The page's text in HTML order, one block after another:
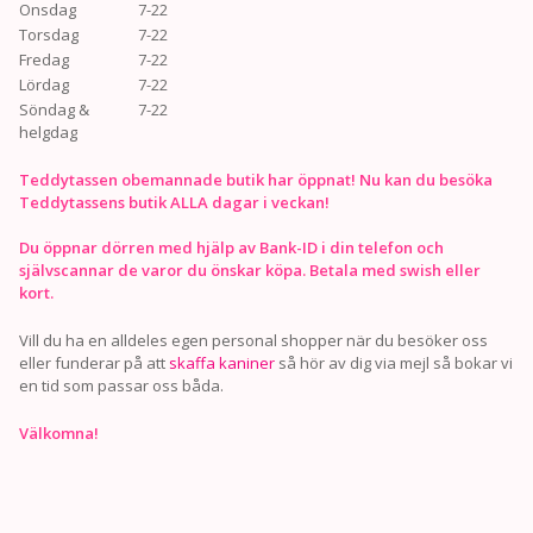
Onsdag
7-22
Torsdag
7-22
Fredag
7-22
Lördag
7-22
Söndag &
helgdag
7-22
Teddytassen obemannade butik har öppnat! Nu kan du besöka
Teddytassens butik ALLA dagar i veckan!
Du öppnar dörren med hjälp av Bank-ID i din telefon och
självscannar de varor du önskar köpa. Betala med swish eller
kort.
Vill du ha en alldeles egen personal shopper när du besöker oss
eller funderar på att skaffa kaniner så hör av dig via mejl så bokar vi
en tid som passar oss båda.
Välkomna!